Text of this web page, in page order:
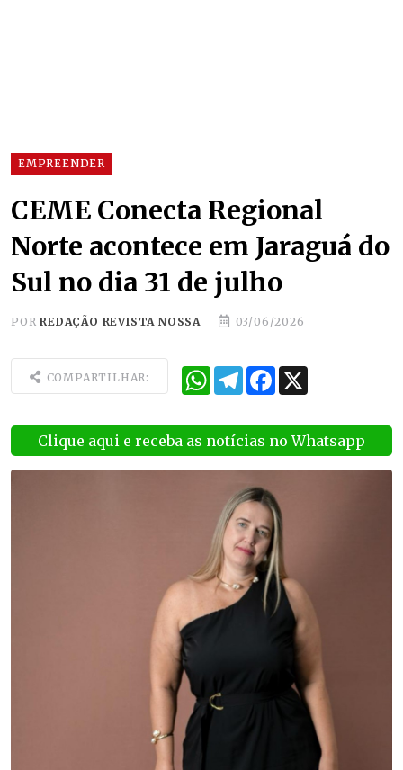
EMPREENDER
CEME Conecta Regional
Norte acontece em Jaraguá do
Sul no dia 31 de julho
PORREDAÇÃO REVISTA NOSSA 03/06/2026
COMPARTILHAR: WhatsApp
TelegramFacebook
Clique aqui e receba as notícias no Whatsapp